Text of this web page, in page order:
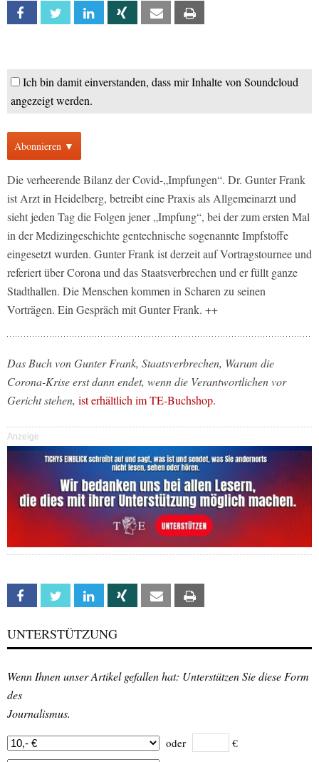
Facebook Twitter Linkedin Xing Email
Ich bin damit einverstanden, dass mir Inhalte von Soundcloud
angezeigt werden.
Abonnieren ▼
Die verheerende Bilanz der Covid-„Impfungen“. Dr. Gunter Frank
ist Arzt in Heidelberg, betreibt eine Praxis als Allgemeinarzt und
sieht jeden Tag die Folgen jener „Impfung“, bei der zum ersten Mal
in der Medizingeschichte gentechnische sogenannte Impfstoffe
eingesetzt wurden. Gunter Frank ist derzeit auf Vortragstournee und
referiert über Corona und das Staatsverbrechen und er füllt ganze
Stadthallen. Die Menschen kommen in Scharen zu seinen
Vorträgen. Ein Gespräch mit Gunter Frank. ++
Das Buch von Gunter Frank, Staatsverbrechen, Warum die
Corona-Krise erst dann endet, wenn die Verantwortlichen vor
Gericht stehen, ist erhältlich im TE-Buchshop.
Anzeige
Facebook Twitter Linkedin Xing Email
UNTERSTÜTZUNG
Wenn Ihnen unser Artikel gefallen hat: Unterstützen Sie diese Form
des
Journalismus.
oder €